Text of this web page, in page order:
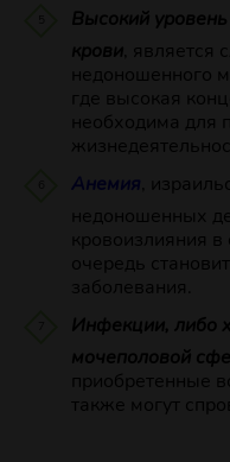
Высокий
крови ,
недоношенного
где высокая
необходима для
Анемия ,
недоношенных
кровоизлияния в
очередь
заболевания.
Инфекции, либо
мочеполовой
приобретенные
также могут